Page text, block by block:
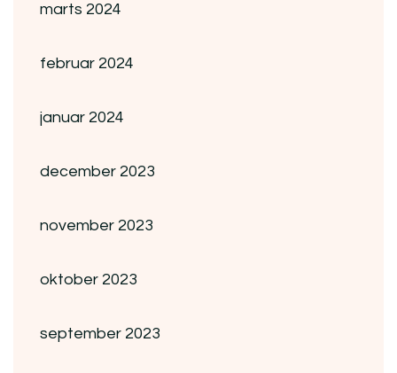
marts 2024
februar 2024
januar 2024
december 2023
november 2023
oktober 2023
september 2023